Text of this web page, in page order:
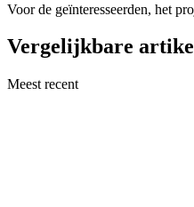
Voor de geïnteresseerden, het
Vergelijkbare
Meest recent